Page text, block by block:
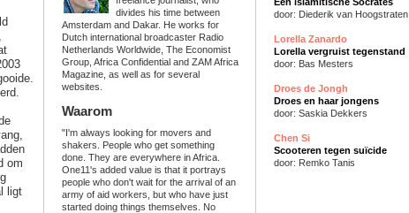
om
ligt
divides his time between
Amsterdam and Dakar. He works for
Dutch international broadcaster Radio
Netherlands Worldwide, The Economist
Group, Africa Confidential and ZAM Africa
Magazine, as well as for several
websites.
Waarom
"I'm always looking for movers and
shakers. People who get something
done. They are everywhere in Africa.
One11's added value is that it portrays
people who don't wait for the arrival of an
army of aid workers, but who have just
started doing things themselves. No
Een islamitische Socrates
door: Diederik van Hoogstraten
Lorella Zanardo
Lorella vergruist tegenstand
door: Bas Mesters
Droes de Jongh
Droes en haar jongens
door: Saskia Dekkers
Chen Si
Scooteren tegen suïcide
door: Remko Tanis